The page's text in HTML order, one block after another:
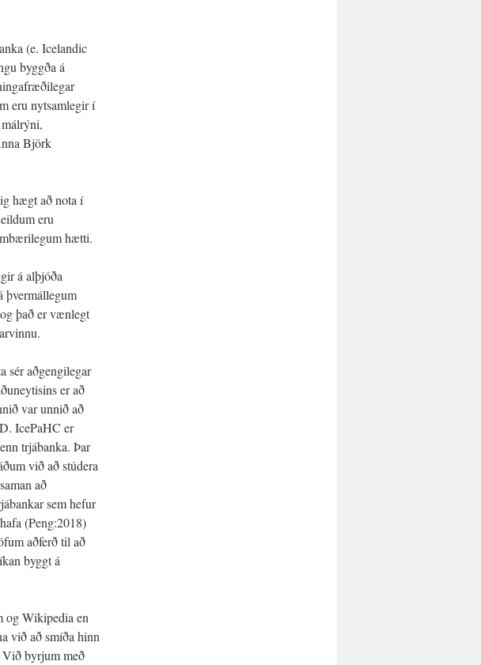
(e. Icelandic
byggða á
eru nytsamlegir í
Björk
hægt að nota í
eru
hætti.
á alþjóða
þvermállegum
það er vænlegt
sér aðgengilegar
er að
var unnið að
IcePaHC er
trjábanka. Þar
við að stúdera
að
sem hefur
(Peng:2018)
aðferð til að
byggt á
og Wikipedia en
við að smíða hinn
Við byrjum með